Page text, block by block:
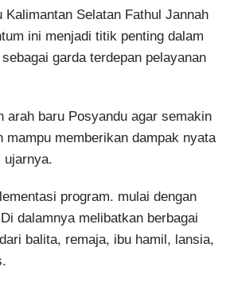
Selatan Fathul Jannah
ini menjadi titik penting dalam
garda terdepan pelayanan
arah baru Posyandu agar semakin
memberikan dampak nyata
program. mulai dengan
dalamnya melibatkan berbagai
balita, remaja, ibu hamil, lansia,